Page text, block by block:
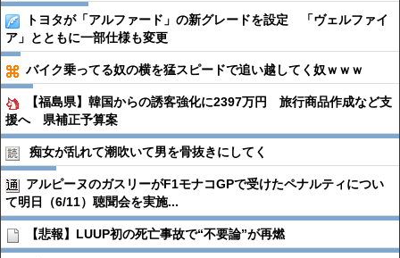
トヨタが「アルファード」の新グレードを設定 「ヴェルファイ
ア」とともに一部仕様も変更
バイク乗ってる奴の横を猛スピードで追い越してく奴ｗｗｗ
【福島県】韓国からの誘客強化に2397万円 旅行商品作成など支
援へ 県補正予算案
痴女が乱れて潮吹いて男を骨抜きにしてく
アルピーヌのガスリーがF1モナコGPで受けたペナルティについ
て明日（6/11）聴聞会を実施...
【悲報】LUUP初の死亡事故で“不要論”が再燃